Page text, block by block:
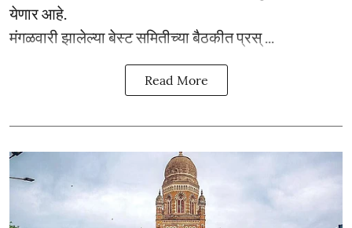
येणार आहे.
मंगळवारी झालेल्या बेस्ट समितीच्या बैठकीत प्रस् ...
Read More